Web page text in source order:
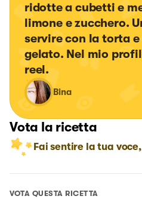
ridotte a cubetti e
limone e zucchero.
servire con la torta
gelato. Nel mio
reel.
Bina
Vota la ricetta
Fai sentire la tua
VOTA QUESTA RICETTA